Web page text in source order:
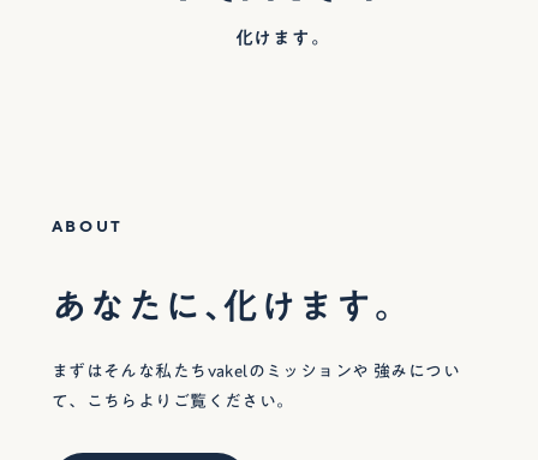
化けます。
ABOUT
あなたに、化けます。
まずはそんな私たちvakelのミッションや 強みについ
て、こちらよりご覧ください。